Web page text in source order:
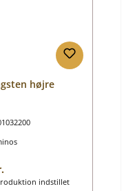
højre
pris:
indstillet